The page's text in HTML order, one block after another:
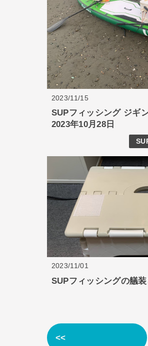
2023/11/15
SUPフィッシング ジギ
2023年10月28日
2023/11/01
SUPフィッシングの艤
<<